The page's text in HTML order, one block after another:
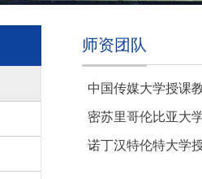
师资团队
中国传媒大学授课
密苏里哥伦比亚大
诺丁汉特伦特大学